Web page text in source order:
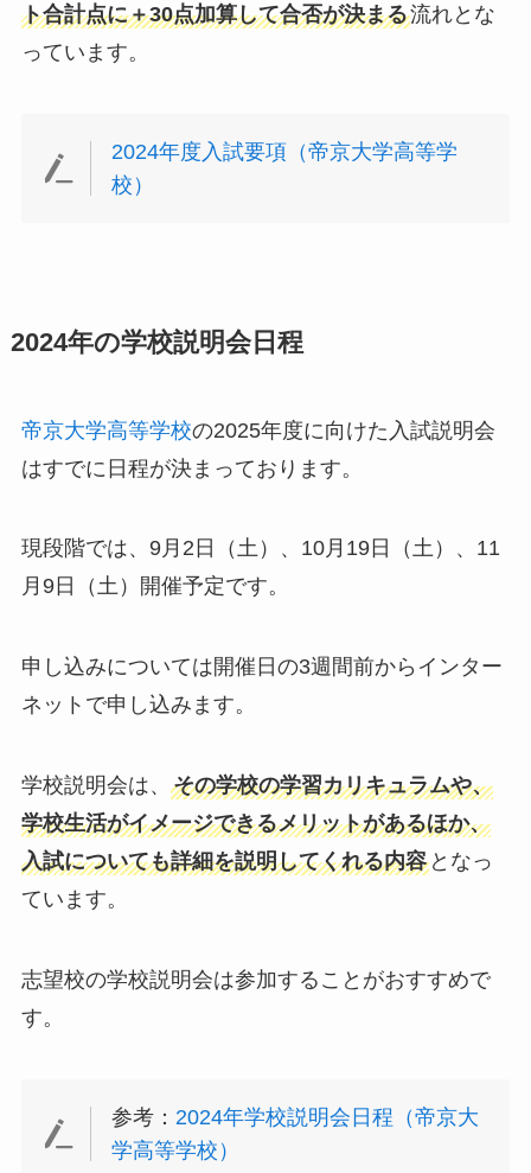
ト合計点に＋30点加算して合否が決まる流れとな
っています。
2024年度入試要項（帝京大学高等学
校）
2024年の学校説明会日程
帝京大学高等学校の2025年度に向けた入試説明会
はすでに日程が決まっております。
現段階では、9月2日（土）、10月19日（土）、11
月9日（土）開催予定です。
申し込みについては開催日の3週間前からインター
ネットで申し込みます。
学校説明会は、 その学校の学習カリキュラムや、
学校生活がイメージできるメリットがあるほか、
入試についても詳細を説明してくれる内容となっ
ています。
志望校の学校説明会は参加することがおすすめで
す。
参考： 2024年学校説明会日程（帝京大
学高等学校）